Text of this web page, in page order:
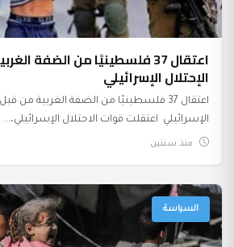
اعتقال 37 فلسطينيًا من الضفة
الإحتلال الإسرائيلي
اعتقال 37 فلسطينيًا من الضفة الغربية من
الإسرائيلي اعتقلت قوات الاحتلال الإسرائيلي،...
منذ سنتين
السياسة